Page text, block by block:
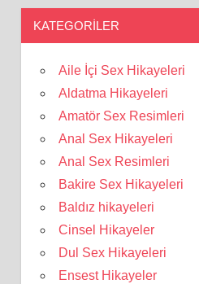
KATEGORILER
Aile İçi Sex Hikayeleri
Aldatma Hikayeleri
Amatör Sex Resimleri
Anal Sex Hikayeleri
Anal Sex Resimleri
Bakire Sex Hikayeleri
Baldız hikayeleri
Cinsel Hikayeler
Dul Sex Hikayeleri
Ensest Hikayeler